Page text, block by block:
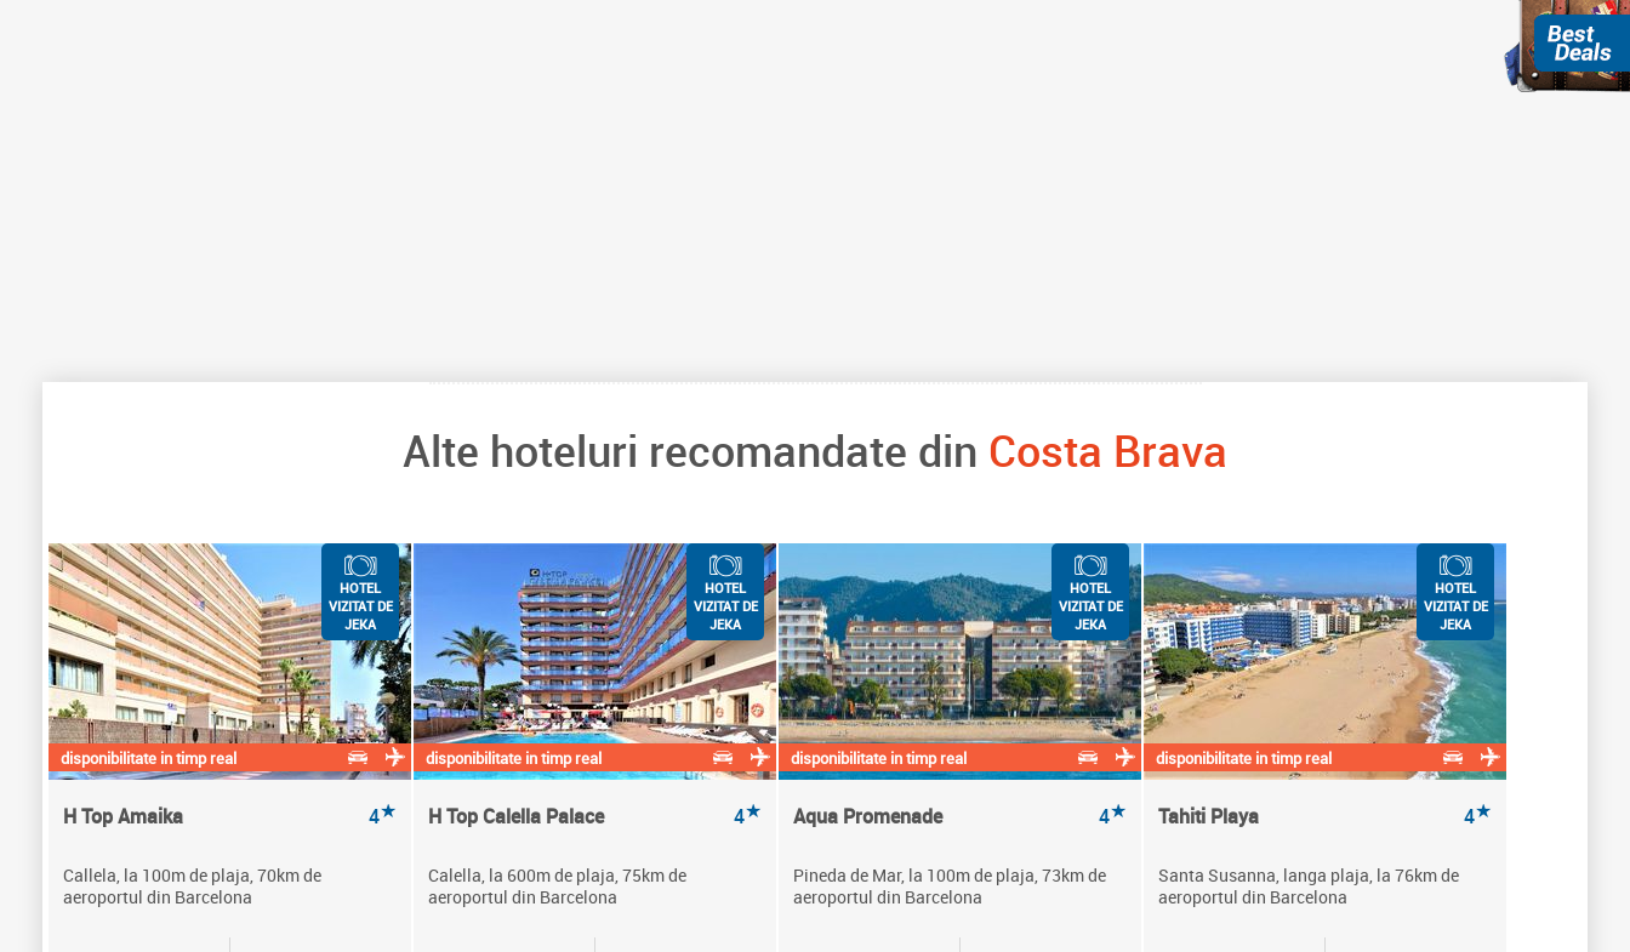
Alte hoteluri recomandate din Costa Brava
disponibilitate in timp real
H Top Amaika 4★
Callela, la 100m de plaja, 70km de
aeroportul din Barcelona
HOTEL
VIZITAT DE
JEKA
disponibilitate in timp real
H Top Calella Palace 4★
Calella, la 600m de plaja, 75km de
aeroportul din Barcelona
HOTEL
VIZITAT DE
JEKA
disponibilitate in timp real
Aqua Promenade 4★
Pineda de Mar, la 100m de plaja, 73km de
aeroportul din Barcelona
HOTEL
VIZITAT DE
JEKA
disponibilitate in timp real
Tahiti Playa 4★
Santa Susanna, langa plaja, la 76km de
aeroportul din Barcelona
HOTEL
VIZITAT DE
JEKA